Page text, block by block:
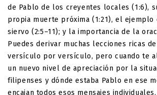
de Pablo de los creyentes locales (1:6),
propia muerte próxima (1:21), el ejemplo
siervo (2:5–11); y la importancia de la
Puedes derivar muchas lecciones ricas
versículo por versículo, pero cuando te
un nuevo nivel de apreciación por la
filipenses y dónde estaba Pablo en ese
encajan todos esos mensajes individuales.